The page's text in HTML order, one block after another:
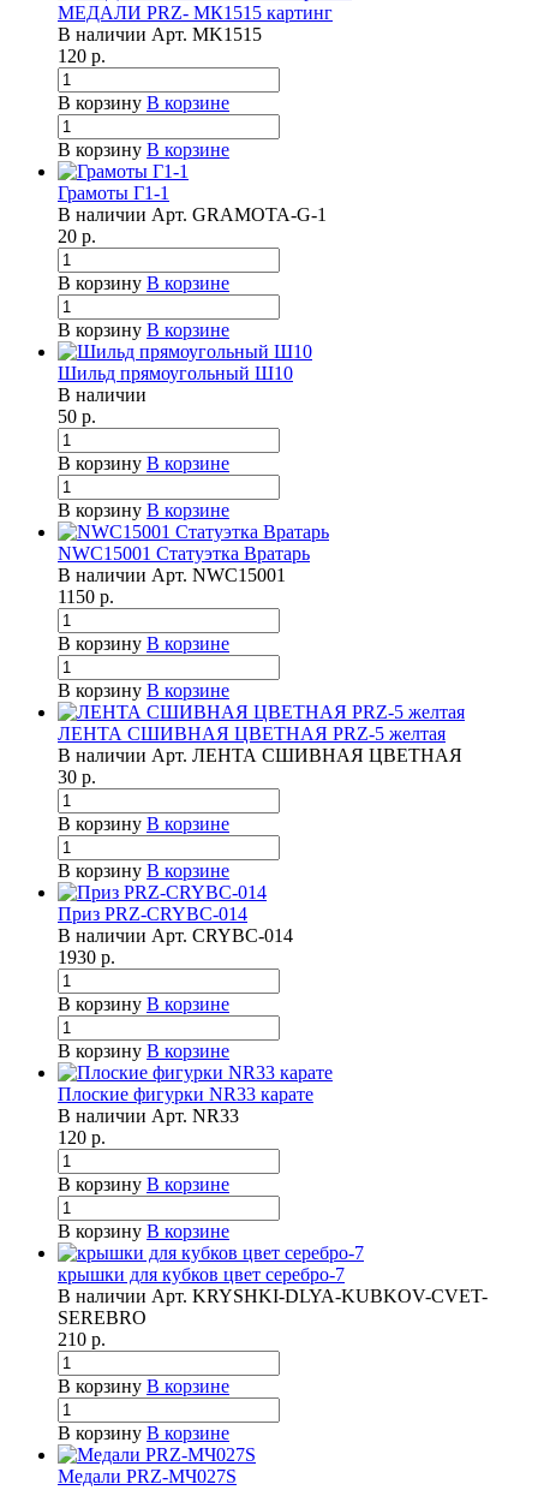
МЕДАЛИ PRZ- МК1515 картинг
В наличии Арт. MK1515
120 р.
В корзину В корзине
В корзину В корзине
Грамоты Г1-1
В наличии Арт. GRAMOTA-G-1
20 р.
В корзину В корзине
В корзину В корзине
Шильд прямоугольный Ш10
В наличии
50 р.
В корзину В корзине
В корзину В корзине
NWC15001 Статуэтка Вратарь
В наличии Арт. NWC15001
1150 р.
В корзину В корзине
В корзину В корзине
ЛЕНТА СШИВНАЯ ЦВЕТНАЯ PRZ-5 желтая
В наличии Арт. ЛЕНТА СШИВНАЯ ЦВЕТНАЯ
30 р.
В корзину В корзине
В корзину В корзине
Приз PRZ-CRYBC-014
В наличии Арт. CRYBC-014
1930 р.
В корзину В корзине
В корзину В корзине
Плоские фигурки NR33 карате
В наличии Арт. NR33
120 р.
В корзину В корзине
В корзину В корзине
крышки для кубков цвет серебро-7
В наличии Арт. KRYSHKI-DLYA-KUBKOV-CVET-
SEREBRO
210 р.
В корзину В корзине
В корзину В корзине
Медали PRZ-МЧ027S